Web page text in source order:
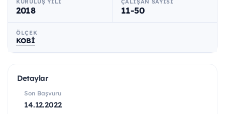
KURULUŞ YILI
2018
ÇALIŞAN SAYISI
11-50
ÖLÇEK
KOBİ
Detaylar
Son Başvuru
14.12.2022